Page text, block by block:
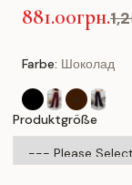
881.00грн.
Farbe: Шоколад
Produktgröße